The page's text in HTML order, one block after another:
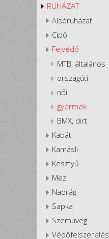
RUHÁZAT
Alsóruházat
Cipő
Fejvédő
MTB, általános
országúti
női
gyermek
BMX, dirt
Kabát
Kamásli
Kesztyű
Mez
Nadrág
Sapka
Szemüveg
Védőfelszerelés